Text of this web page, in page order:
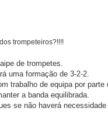
trompeteiros?!!!!
de trompetes.
uma formação de 3-2-2.
trabalho de equipa por parte
a banda equilibrada.
se não haverá